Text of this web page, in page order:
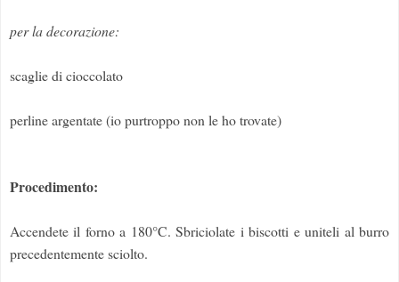
per la decorazione:
scaglie di cioccolato
perline argentate (io purtroppo non le ho trovate)
Procedimento:
Accendete il forno a 180°C. Sbriciolate i biscotti e uniteli al burro
precedentemente sciolto.